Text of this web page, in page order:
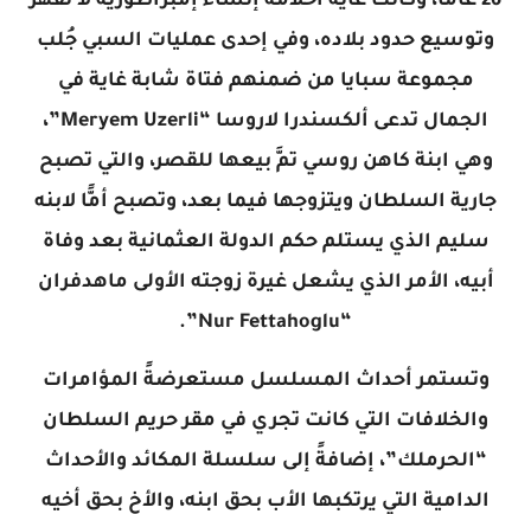
وتوسيع حدود بلاده، وفي إحدى عمليات السبي جُلب
مجموعة سبايا من ضمنهم فتاة شابة غاية في
الجمال تدعى ألكسندرا لاروسا “Meryem Uzerli”،
وهي ابنة كاهن روسي تمَّ بيعها للقصر، والتي تصبح
جارية السلطان ويتزوجها فيما بعد، وتصبح أمًّا لابنه
سليم الذي يستلم حكم الدولة العثمانية بعد وفاة
أبيه، الأمر الذي يشعل غيرة زوجته الأولى ماهدفران
“Nur Fettahoglu”.
وتستمر أحداث المسلسل مستعرضةً المؤامرات
والخلافات التي كانت تجري في مقر حريم السلطان
“الحرملك”، إضافةً إلى سلسلة المكائد والأحداث
الدامية التي يرتكبها الأب بحق ابنه، والأخ بحق أخيه